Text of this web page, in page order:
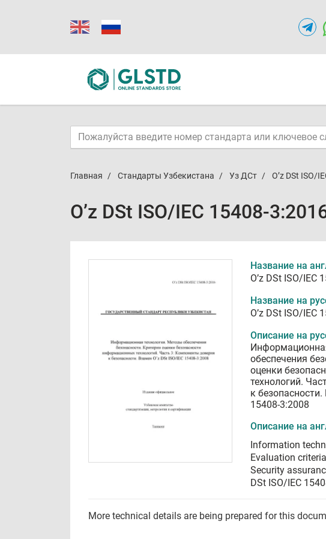
Главная Стандарты Узбекистана Уз ДСт O’z DSt ISO/
O’z DSt ISO/IEC 15408-
Название на
O’z DSt ISO/IEC
Название на
O’z DSt ISO/IEC
Описание на
обеспечения
оценки
технологий.
к безопасности.
15408-3:2008
Описание на
Information
Evaluation
Security
DSt ISO/IEC
More technical details are being prepared for this